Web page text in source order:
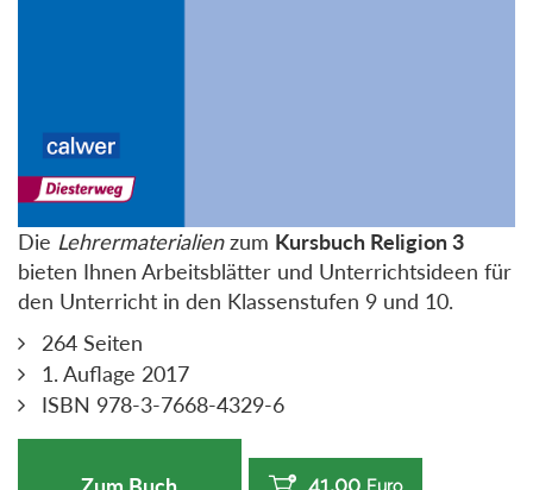
Die Lehrermaterialienzum Kursbuch Religion 3
bieten Ihnen Arbeitsblätter und Unterrichtsideen für
den Unterricht in den Klassenstufen 9 und 10.
264 Seiten
1. Auflage 2017
ISBN 978-3-7668-4329-6
41,00 Euro